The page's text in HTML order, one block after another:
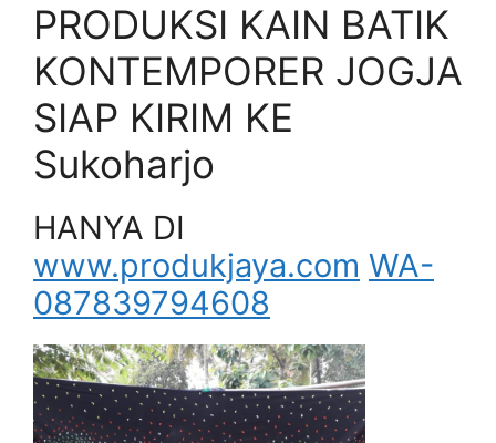
PRODUKSI KAIN BATIK
KONTEMPORER JOGJA
SIAP KIRIM KE
Sukoharjo
HANYA DI
www.produkjaya.com WA-
087839794608